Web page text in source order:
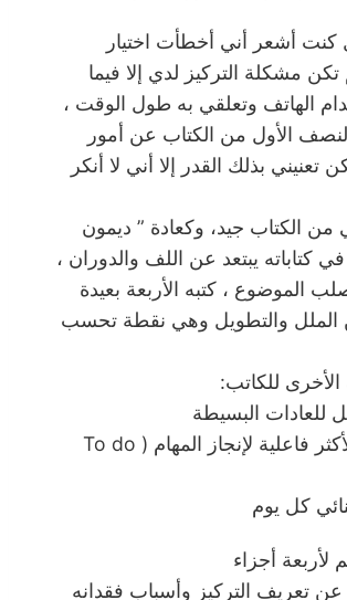
كنت أشعر أني أخطأت اختيار
تكن مشكلة التركيز لدي إلا فيما
الهاتف وتعلقي به طول الوقت ،
الأول من الكتاب عن أمور
تعنيني بذلك القدر إلا أني لا أنكر
من الكتاب جيد، وكعادة ” ديمون
كتاباته يبتعد عن اللف والدوران ،
الموضوع ، كتبه الأربعة بعيدة
الملل والتطويل وهي نقطة تحسب
الأخرى للكاتب:
للعادات البسيطة
– الطريقة الأكثر فاعلية لإنجاز المهام ( To do
كل يوم
لأربعة أجزاء
عن تعريف التركيز وأسباب فقدانه